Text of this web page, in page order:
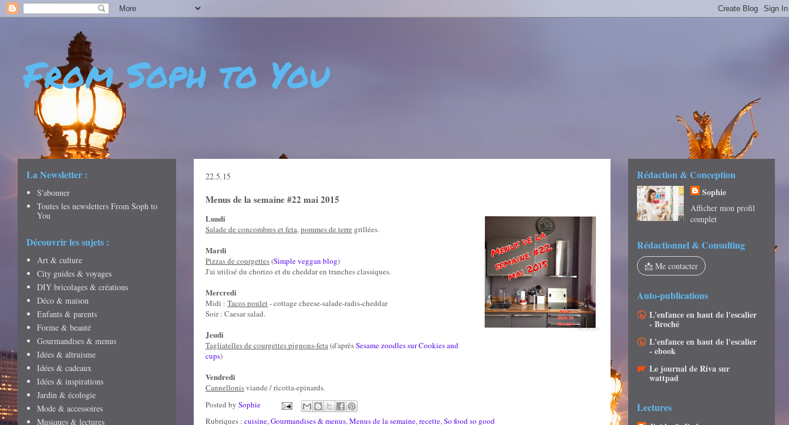
From Soph to You
- DÉCOUVERTES - CULTURE - CITY GUIDES - VOYAGES - CRÉATIVITÉ - ART DE VIVRE - BIEN-ÊTRE - POSITIVITÉ -
22.5.15
Menus de la semaine #22 mai 2015
Lundi
Salade de concombres et feta,pommes de terre grillées.
Mardi
Pizzas de courgettes(Simple veggan blog)
J'ai utilisé du chorizo et du cheddar en tranches classiques.
Mercredi
Midi : Tacos poulet- cottage cheese-salade-radis-cheddar
Soir : Caesar salad.
Jeudi
Tagliatelles de courgettes pignons-feta(d'aprèsSesame zoodles sur Cookies and
cups)
Vendredi
Cannellonisviande / ricotta-epinards.
Posted by Sophie
Rubriques : cuisine,Gourmandises & menus,Menus de la semaine,recette,So food so good
La Newsletter :
S'abonner
Toutes les newsletters From Soph to
You
Découvrir les sujets :
Art & culture
City guides & voyages
DIY bricolages & créations
Déco & maison
Enfants & parents
Forme & beauté
Gourmandises & menus
Idées & altruisme
Idées & cadeaux
Idées & inspirations
Jardin & écologie
Mode & accessoires
Musiques & lectures
Rédaction & Conception
Sophie
Afficher mon profil
complet
Rédactionnel & Consulting
📩 Me contacter
Auto-publications
L'enfance en haut de l'escalier
- Broché
L'enfance en haut de l'escalier
- ebook
Le journal de Riva sur
wattpad
Lectures